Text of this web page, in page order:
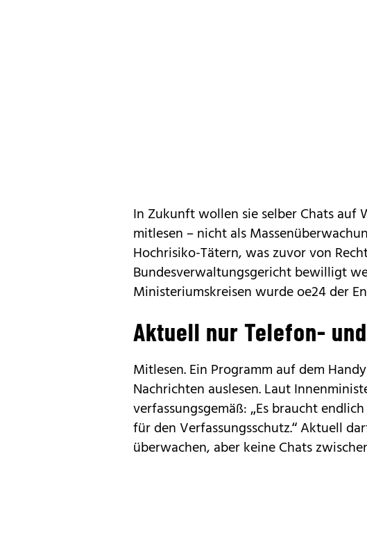
In Zukunft wollen sie selber Chats auf
mitlesen – nicht als
Hochrisiko-Tätern, was zuvor von
Bundesverwaltungsgericht bewilligt
Ministeriumskreisen wurde oe24 der
Aktuell nur Telefon-
Mitlesen. Ein Programm auf dem
Nachrichten auslesen. Laut
verfassungsgemäß: „Es braucht
für den Verfassungsschutz.“ Aktuell
überwachen, aber keine Chats